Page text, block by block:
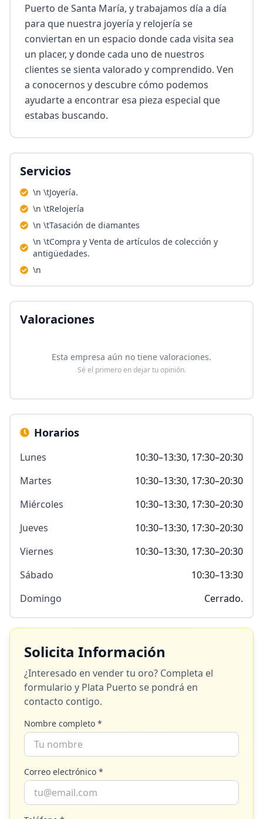
Puerto de Santa María, y trabajamos día a día
para que nuestra joyería y relojería se
conviertan en un espacio donde cada visita sea
un placer, y donde cada uno de nuestros
clientes se sienta valorado y comprendido. Ven
a conocernos y descubre cómo podemos
ayudarte a encontrar esa pieza especial que
estabas buscando.
Servicios
\n \tJoyería.
\n \tRelojería
\n \tTasación de diamantes
\n \tCompra y Venta de artículos de colección y
antigüedades.
\n
Valoraciones
Esta empresa aún no tiene valoraciones.
Sé el primero en dejar tu opinión.
Horarios
Lunes
10:30–13:30, 17:30–20:30
Martes
10:30–13:30, 17:30–20:30
Miércoles
10:30–13:30, 17:30–20:30
Jueves
10:30–13:30, 17:30–20:30
Viernes
10:30–13:30, 17:30–20:30
Sábado
10:30–13:30
Domingo
Cerrado.
Solicita Información
¿Interesado en vender tu oro? Completa el
formulario y Plata Puerto se pondrá en
contacto contigo.
Nombre completo *
Correo electrónico *